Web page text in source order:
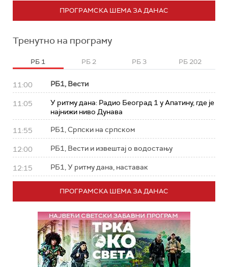
ПРОГРАМСКА ШЕМА ЗА ДАНАС
Тренутно на програму
РБ 1 РБ 2 РБ 3 РБ 202
11:00 РБ1, Вести
11:05
У ритму дана: Радио Београд 1 у Апатину, где је
најнижи ниво Дунава
11:55 РБ1, Српски на српском
12:00 РБ1, Вести и извештај о водостању
12:15 РБ1, У ритму дана, наставак
ПРОГРАМСКА ШЕМА ЗА ДАНАС